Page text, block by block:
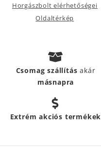
Horgászbolt elérhetőségei
Oldaltérkép
Csomag szállításakár
másnapra
Extrém akciós termékek